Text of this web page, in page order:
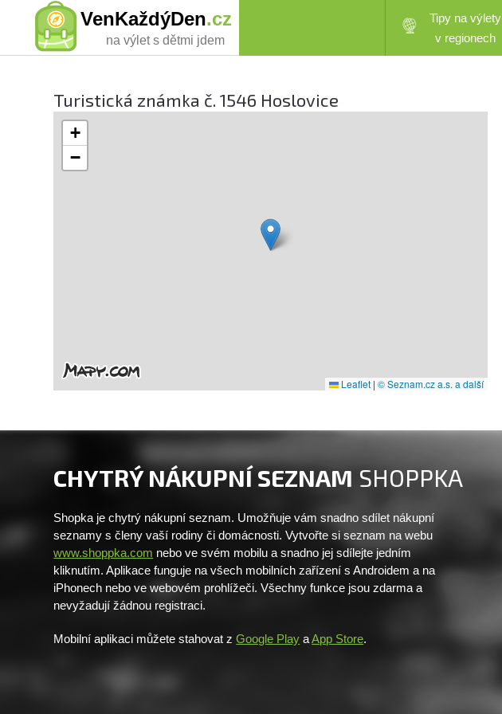
VenKaždýDen.cz
na výlet s dětmi jdem
Tipy na výlety
v regionech
Turistická známka č. 1546 Hoslovice
+
−
Leaflet | © Seznam.cz a.s. a další
CHYTRÝ NÁKUPNÍ SEZNAM SHOPPKA
Shopka je chytrý nákupní seznam. Umožňuje vám snadno sdílet nákupní
seznamy s členy vaší rodiny či domácnosti. Vytvořte si seznam na webu
www.shoppka.com nebo ve svém mobilu a snadno jej sdílejte jedním
kliknutím. Aplikace funguje na všech mobilních zařízení s Androidem a na
iPhonech nebo ve webovém prohlížeči. Všechny funkce jsou zdarma a
nevyžadují žádnou registraci.
Mobilní aplikaci můžete stahovat zGoogle Play aApp Store.